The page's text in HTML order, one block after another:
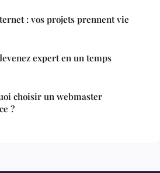
: vos projets prennent vie
expert en un temps
choisir un webmaster
?